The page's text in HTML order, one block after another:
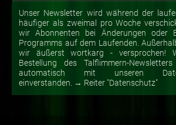
Unser Newsletter wird während der
häufiger als zweimal pro Woche
wir Abonnenten bei Änderungen oder
Programms auf dem Laufenden.
wir äußerst wortkarg - versprochen!
Bestellung des Talflimmern-
automatisch mit unseren
einverstanden. → Reiter "Datenschutz"